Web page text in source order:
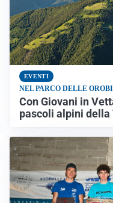
EVENTI
NEL PARCO DELLE
Con Giovani in
pascoli alpini